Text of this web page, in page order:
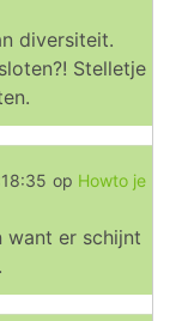
diversiteit.
Stelletje
op Howto je
want er schijnt